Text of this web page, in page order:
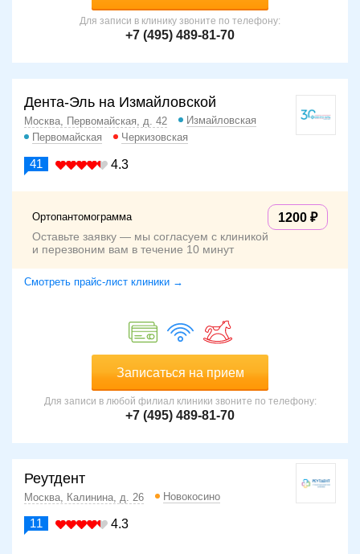
Для записи в клинику звоните по телефону:
+7 (495) 489-81-70
Дента-Эль на Измайловской
Москва, Первомайская, д. 42
Измайловская
Первомайская
Черкизовская
41 4.3
Ортопантомограмма 1200
Оставьте заявку — мы согласуем с клиникой
и перезвоним вам в течение 10 минут
Смотреть прайс-лист клиники →
Записаться на прием
Для записи в любой филиал клиники звоните по телефону:
+7 (495) 489-81-70
Реутдент
Москва, Калинина, д. 26 Новокосино
11 4.3